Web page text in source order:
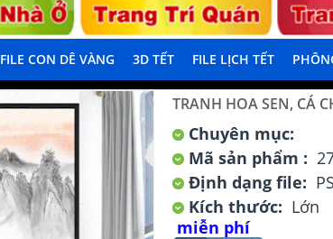
FILE CON DÊ VÀNG 3D TẾT FILE LỊCH TẾT
TRANH HOA SEN, CÁ
Chuyên mục:
Mã sản phẩm :
Định dạng file:
Kích thước: Lớn
miễn phí